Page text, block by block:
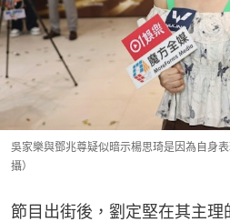
吳家樂與鄧兆尊疑似暗示楊思琦是因為自身
攝）
節目出街後，劉定堅在其主理